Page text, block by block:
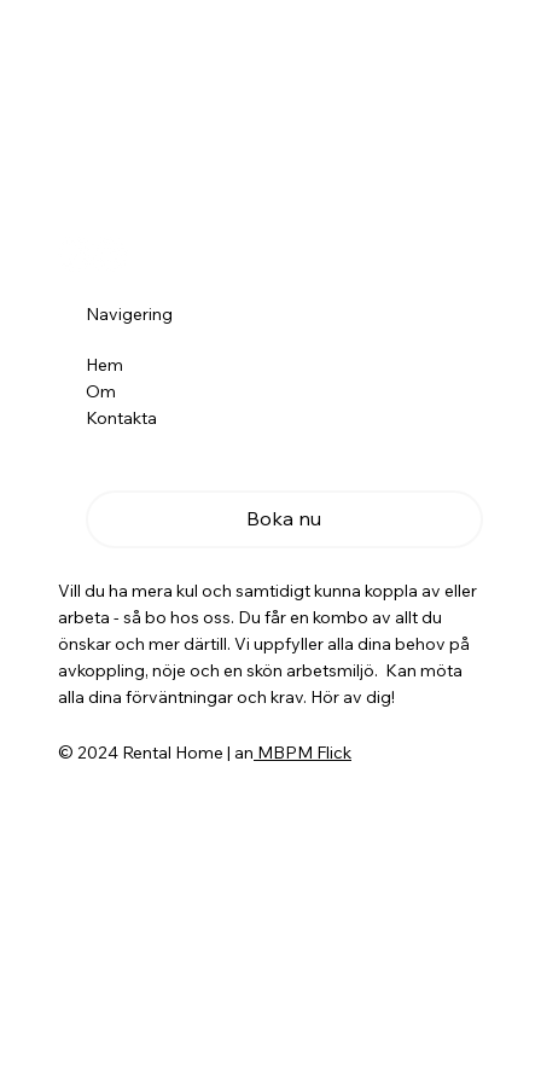
© 2024 Rental Home | an MBPM Flick
Navigering
Hem
Om
Kontakta
Boka nu
Vill du ha mera kul och samtidigt kunna koppla av eller
arbeta - så bo hos oss. Du får en kombo av allt du
önskar och mer därtill. Vi uppfyller alla dina behov på
avkoppling, nöje och en skön arbetsmiljö. Kan möta
alla dina förväntningar och krav. Hör av dig!